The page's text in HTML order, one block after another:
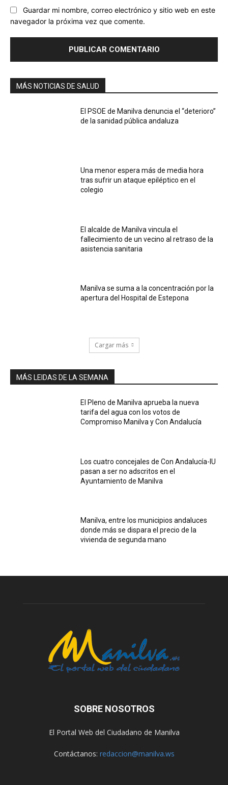
Guardar mi nombre, correo electrónico y sitio web en este
navegador la próxima vez que comente.
MÁS NOTICIAS DE SALUD
El PSOE de Manilva denuncia el “deterioro”
de la sanidad pública andaluza
Una menor espera más de media hora
tras sufrir un ataque epiléptico en el
colegio
El alcalde de Manilva vincula el
fallecimiento de un vecino al retraso de la
asistencia sanitaria
Manilva se suma a la concentración por la
apertura del Hospital de Estepona
Cargar más
MÁS LEIDAS DE LA SEMANA
El Pleno de Manilva aprueba la nueva
tarifa del agua con los votos de
Compromiso Manilva y Con Andalucía
Los cuatro concejales de Con Andalucía-IU
pasan a ser no adscritos en el
Ayuntamiento de Manilva
Manilva, entre los municipios andaluces
donde más se dispara el precio de la
vivienda de segunda mano
SOBRE NOSOTROS
El Portal Web del Ciudadano de Manilva
Contáctanos: redaccion@manilva.ws